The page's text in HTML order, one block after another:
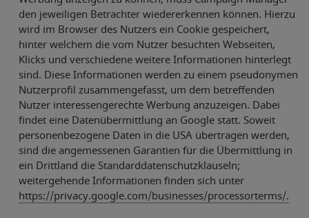
den jeweiligen Betrachter wiedererkennen können. Hierzu
wird im Browser des Nutzers ein Cookie gespeichert,
hinter welchem die vom Nutzer besuchten Webseiten,
Klicks und verschiedene weitere Informationen hinterlegt
sind. Diese Informationen werden zu einem pseudonymen
Nutzerprofil zusammengefasst, um dem betreffenden
Nutzer interessengerechte Werbung anzuzeigen. Dabei
findet eine Datenübermittlung an Google statt. Soweit
personenbezogene Daten in die USA übertragen werden,
sind die angemessenen Garantien für die Übermittlung in
ein Drittland die Standarddatenschutzklauseln;
weitergehende Informationen finden sich unter
https://privacy.google.com/businesses/processorterms/.